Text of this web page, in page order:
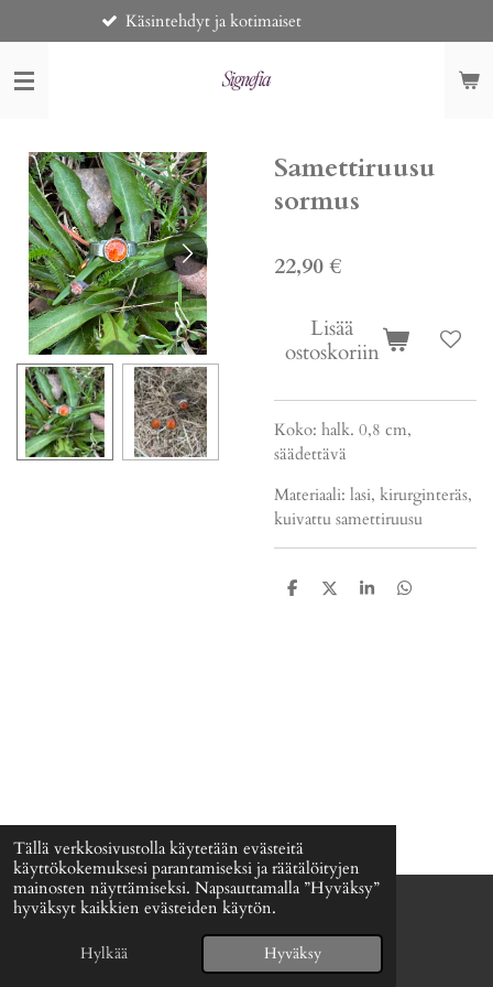
Tällä verkkosivustolla käytetään evästeitä
käyttökokemuksesi parantamiseksi ja räätälöityjen
mainosten näyttämiseksi. Napsauttamalla ”Hyväksy”
hyväksyt kaikkien evästeiden käytön.
Hylkää Hyväksy
pääsisältöön
ja kotimaiset
Samettiruusu
sormus
22,90 €
Lisää
ostoskoriin
Koko: halk. 0,8 cm,
säädettävä
Materiaali: lasi, kirurginteräs,
kuivattu samettiruusu
J
J
J
J
© 2024 - 2026 Signefia
Palvelun tarjoaaWebador